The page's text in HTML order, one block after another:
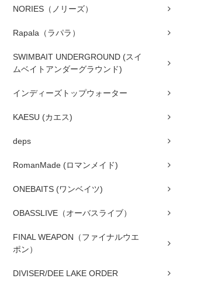
NORIES（ノリーズ）
Rapala（ラパラ）
SWIMBAIT UNDERGROUND (スイ
ムベイトアンダーグラウンド)
インディーズトップウォーター
KAESU (カエス)
deps
RomanMade (ロマンメイド)
ONEBAITS (ワンベイツ)
OBASSLIVE（オーバスライブ）
FINAL WEAPON（ファイナルウエ
ポン）
DIVISER/DEE LAKE ORDER